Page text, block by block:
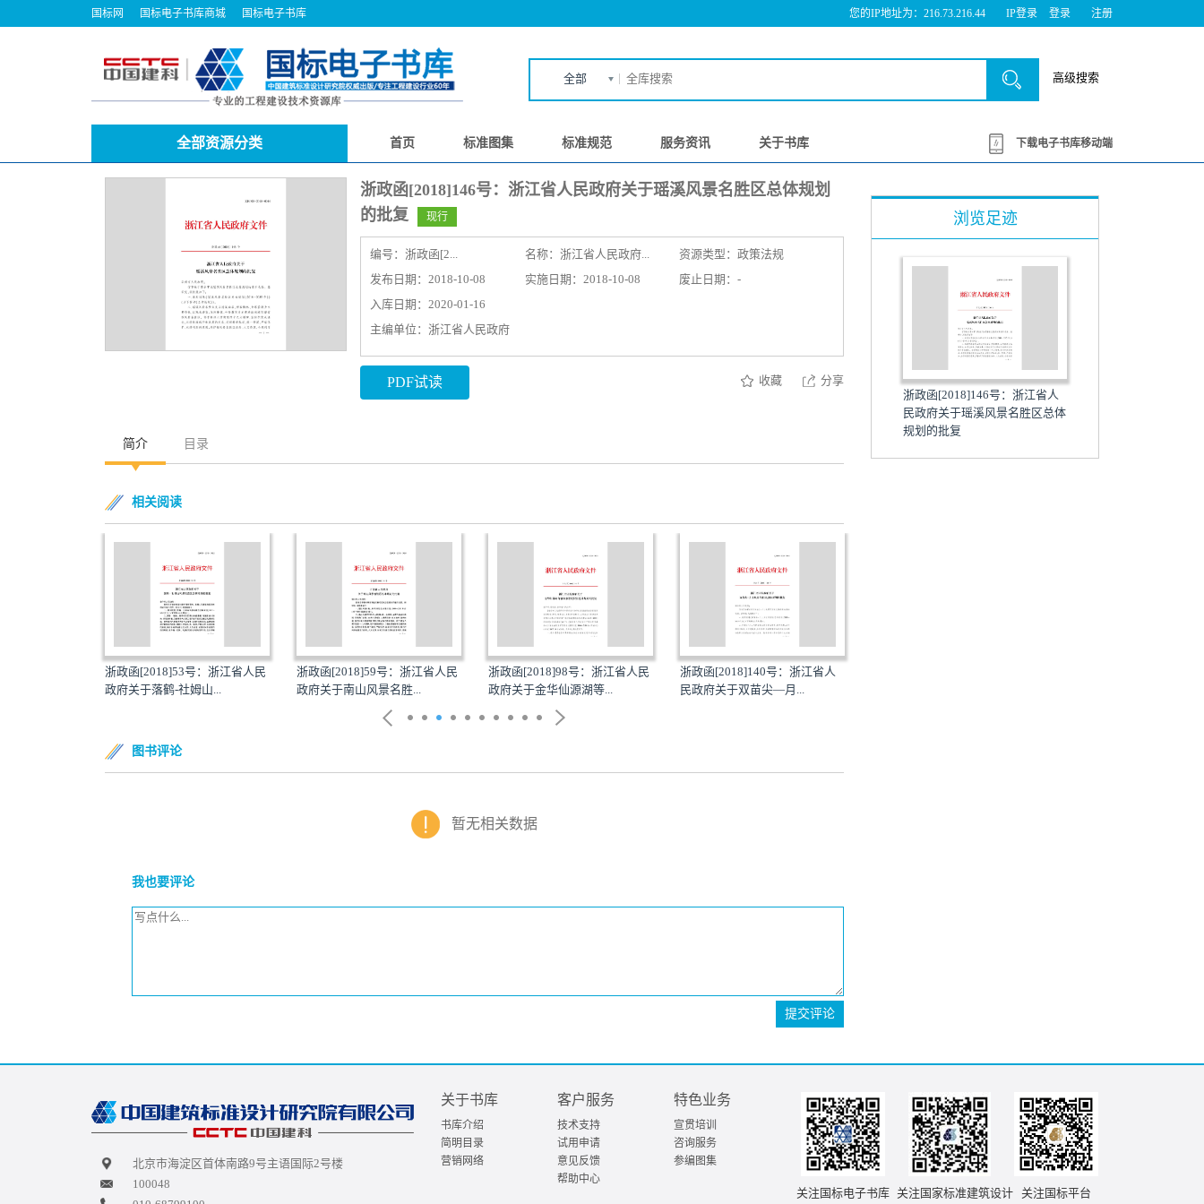
国标网 国标电子书库商城 国标电子书库 您的IP地址为：216.73.216.44 IP登录 登录 注册
全部 高级搜索
全部资源分类 首页 标准图集 标准规范 服务资讯 关于书库 下载电子书库移动端
浙政函[2018]146号：浙江省人民政府关于瑶溪风景名胜区总体规划
的批复
现行
编号： 浙政函[2... 名称： 浙江省人民政府...
资源类型：政策法规
发布日期：2018-10-08
实施日期：2018-10-08
废止日期：-
入库日期：2020-01-16
主编单位：浙江省人民政府
PDF试读 收藏 分享
简介 目录
相关阅读
浙政函[2018]53号：浙江省人民
政府关于落鹤-社姆山...
浙政函[2018]59号：浙江省人民
政府关于南山风景名胜...
浙政函[2018]98号：浙江省人民
政府关于金华仙源湖等...
浙政函[2018]140号：浙江省人
民政府关于双苗尖—月...
图书评论
暂无相关数据
我也要评论
提交评论
浏览足迹
浙政函[2018]146号：浙江省人
民政府关于瑶溪风景名胜区总体
规划的批复
北京市海淀区首体南路9号主语国际2号楼
100048
关于书库
书库介绍
简明目录
营销网络
客户服务
技术支持
试用申请
意见反馈
帮助中心
特色业务
宣贯培训
咨询服务
参编图集
关注国标电子书库 关注国家标准建筑设计 关注国标平台